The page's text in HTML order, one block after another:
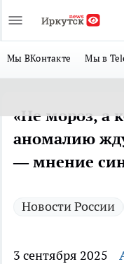
Мы ВКонтакте Мы в
«Не мороз, а
аномалию
— мнение
Новости России
3 сентября 2025